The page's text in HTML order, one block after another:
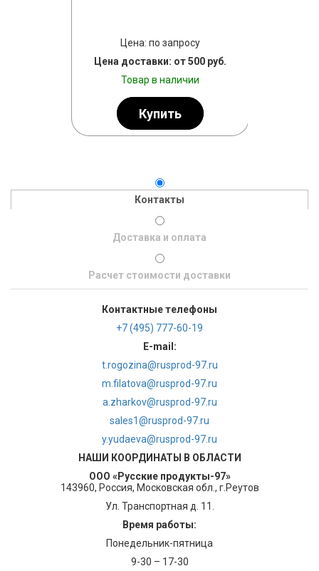
Цена: по запросу
Цена доставки: от 500 руб.
Товар в наличии
Купить
Контакты
Доставка и оплата
Расчет стоимости доставки
Контактные телефоны
+7 (495) 777-60-19
E-mail:
t.rogozina@rusprod-97.ru
m.filatova@rusprod-97.ru
a.zharkov@rusprod-97.ru
sales1@rusprod-97.ru
y.yudaeva@rusprod-97.ru
НАШИ КООРДИНАТЫ В ОБЛАСТИ
ООО «Русские продукты-97»
143960, Россия, Московская обл., г.Реутов
Ул. Транспортная д. 11.
Время работы:
Понедельник-пятница
9-30 – 17-30